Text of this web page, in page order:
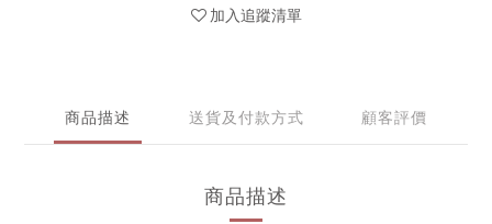
加入追蹤清單
商品描述 送貨及付款方式 顧客評價
商品描述